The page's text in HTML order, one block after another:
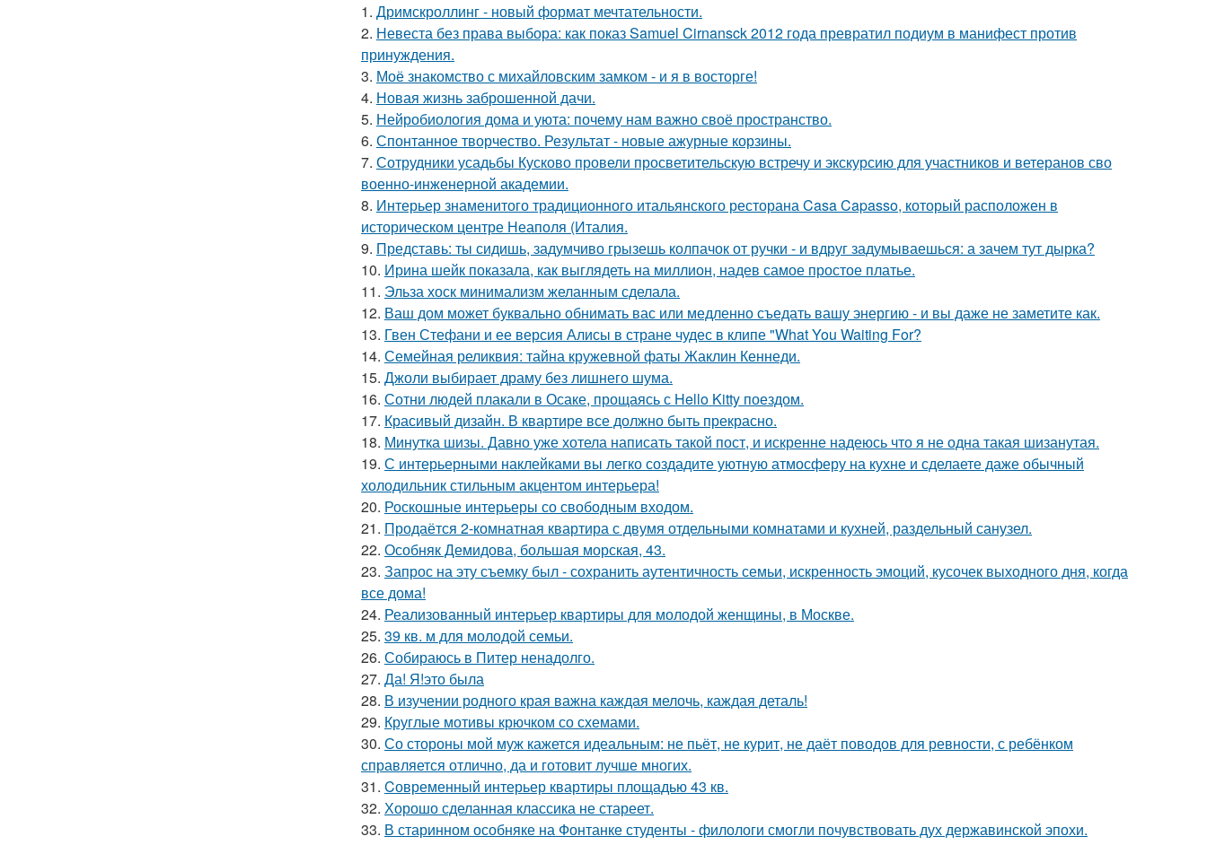
1. Дримскроллинг - новый формат мечтательности.
2. Невеста без права выбора: как показ Samuel Cirnansck 2012 года превратил подиум в манифест против
принуждения.
3. Моё знакомство с михайловским замком - и я в восторге!
4. Новая жизнь заброшенной дачи.
5. Нейробиология дома и уюта: почему нам важно своё пространство.
6. Спонтанное творчество. Результат - новые ажурные корзины.
7. Сотрудники усадьбы Кусково провели просветительскую встречу и экскурсию для участников и ветеранов сво
военно-инженерной академии.
8. Интерьер знаменитого традиционного итальянского ресторана Casa Capasso, который расположен в
историческом центре Неаполя (Италия.
9. Представь: ты сидишь, задумчиво грызешь колпачок от ручки - и вдруг задумываешься: а зачем тут дырка?
10. Ирина шейк показала, как выглядеть на миллион, надев самое простое платье.
11. Эльза хоск минимализм желанным сделала.
12. Ваш дом может буквально обнимать вас или медленно съедать вашу энергию - и вы даже не заметите как.
13. Гвен Стефани и ее версия Алисы в стране чудес в клипе "What You Waiting For?
14. Семейная реликвия: тайна кружевной фаты Жаклин Кеннеди.
15. Джоли выбирает драму без лишнего шума.
16. Сотни людей плакали в Осаке, прощаясь с Hello Kitty поездом.
17. Красивый дизайн. В квартире все должно быть прекрасно.
18. Минутка шизы. Давно уже хотела написать такой пост, и искренне надеюсь что я не одна такая шизанутая.
19. С интерьерными наклейками вы легко создадите уютную атмосферу на кухне и сделаете даже обычный
холодильник стильным акцентом интерьера!
20. Роскошные интерьеры со свободным входом.
21. Продаётся 2-комнатная квартира с двумя отдельными комнатами и кухней, раздельный санузел.
22. Особняк Демидова, большая морская, 43.
23. Запрос на эту съемку был - сохранить аутентичность семьи, искренность эмоций, кусочек выходного дня, когда
все дома!
24. Реализованный интерьер квартиры для молодой женщины, в Москве.
25. 39 кв. м для молодой семьи.
26. Собираюсь в Питер ненадолго.
27. Да! Я!это была
28. В изучении родного края важна каждая мелочь, каждая деталь!
29. Круглые мотивы крючком со схемами.
30. Со стороны мой муж кажется идеальным: не пьёт, не курит, не даёт поводов для ревности, с ребёнком
справляется отлично, да и готовит лучше многих.
31. Cовременный интерьер квартиры площадью 43 кв.
32. Хорошо сделанная классика не стареет.
33. В старинном особняке на Фонтанке студенты - филологи смогли почувствовать дух державинской эпохи.